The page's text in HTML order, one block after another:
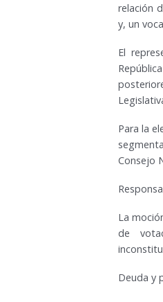
relación
y, un
El
Para la
Consejo
La
de
Deuda y